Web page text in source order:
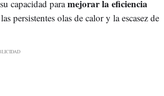
capacidad paramejorar la eficiencia
persistentes olas de calor y la escasez de